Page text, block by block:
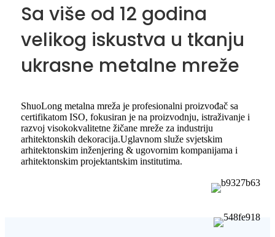
Sa više od 12 godina
velikog iskustva u tkanju
ukrasne metalne mreže
ShuoLong metalna mreža je profesionalni proizvođač sa
certifikatom ISO, fokusiran je na proizvodnju, istraživanje i
razvoj visokokvalitetne žičane mreže za industriju
arhitektonskih dekoracija.Uglavnom služe svjetskim
arhitektonskim inženjering & ugovornim kompanijama i
arhitektonskim projektantskim institutima.